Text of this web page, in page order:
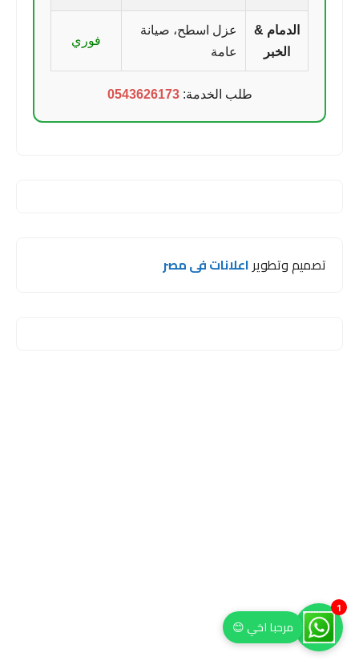
الدمام &
الخبر
عزل اسطح، صيانة
عامة
فوري
طلب الخدمة:0543626173
تصميم وتطويراعلانات فى مصر